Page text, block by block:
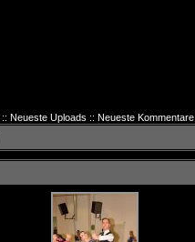
:: Neueste Uploads :: Neueste Kommentare